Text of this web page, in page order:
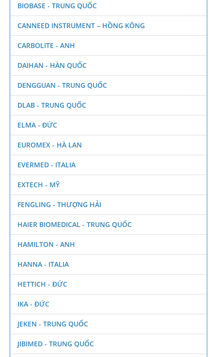
BIOBASE - TRUNG QUỐC
CANNEED INSTRUMENT – HỒNG KÔNG
CARBOLITE - ANH
DAIHAN - HÀN QUỐC
DENGGUAN - TRUNG QUỐC
DLAB - TRUNG QUỐC
ELMA - ĐỨC
EUROMEX - HÀ LAN
EVERMED - ITALIA
EXTECH - MỸ
FENGLING - THƯỢNG HẢI
HAIER BIOMEDICAL - TRUNG QUỐC
HAMILTON - ANH
HANNA - ITALIA
HETTICH - ĐỨC
IKA - ĐỨC
JEKEN - TRUNG QUỐC
JIBIMED - TRUNG QUỐC